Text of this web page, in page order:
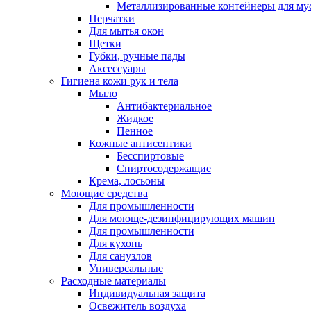
Металлизированные контейнеры для
Перчатки
Для мытья окон
Щетки
Губки, ручные пады
Аксессуары
Гигиена кожи рук и тела
Мыло
Антибактериальное
Жидкое
Пенное
Кожные антисептики
Бесспиртовые
Cпиртосодержащие
Крема, лосьоны
Моющие средства
Для промышленности
Для моюще-дезинфицирующих машин
Для промышленности
Для кухонь
Для санузлов
Универсальные
Расходные материалы
Индивидуальная защита
Освежитель воздуха